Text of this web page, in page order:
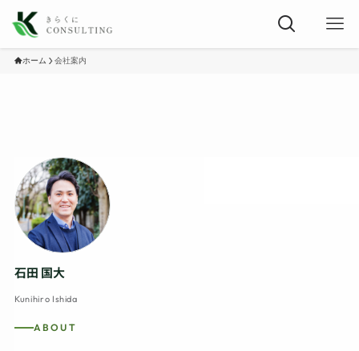
ホーム 会社案内
石田 国大
Kunihiro Ishida
ABOUT